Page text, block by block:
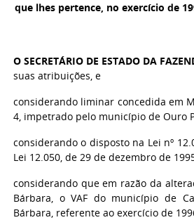
que lhes pertence, no exercício de
O SECRETÁRIO DE ESTADO DA
suas atribuições, e
considerando liminar concedida em
4, impetrado pelo município de Ouro
considerando o disposto na Lei nº
Lei 12.050, de 29 de dezembro de
considerando que em razão da
Bárbara, o VAF do município de
Bárbara, referente ao exercício de